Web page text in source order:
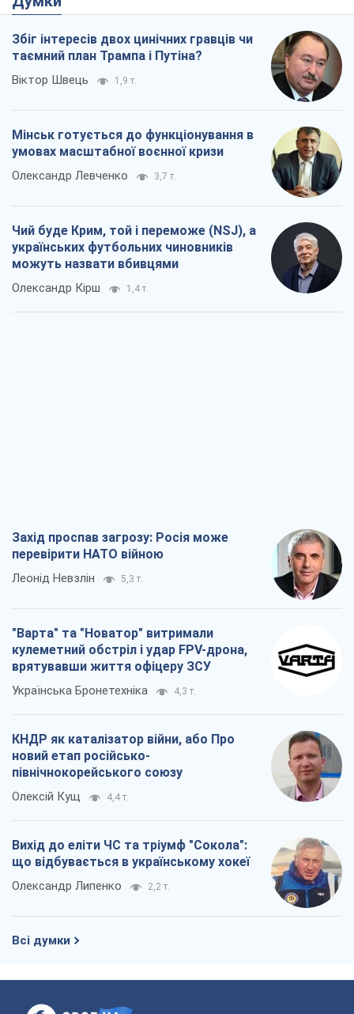
Збіг інтересів двох цинічних гравців чи
таємний план Трампа і Путіна?
Віктор Швець 1,9 т.
Мінськ готується до функціонування в
умовах масштабної воєнної кризи
Олександр Левченко 3,7 т.
Чий буде Крим, той і переможе (NSJ), а
українських футбольних чиновників
можуть назвати вбивцями
Олександр Кірш 1,4 т.
Захід проспав загрозу: Росія може
перевірити НАТО війною
Леонід Невзлін 5,3 т.
"Варта" та "Новатор" витримали
кулеметний обстріл і удар FPV-дрона,
врятувавши життя офіцеру ЗСУ
Українська Бронетехніка 4,3 т.
КНДР як каталізатор війни, або Про
новий етап російсько-
північнокорейського союзу
Олексій Кущ 4,4 т.
Вихід до еліти ЧС та тріумф "Сокола":
що відбувається в українському хокеї
Олександр Липенко 2,2 т.
Всі думки